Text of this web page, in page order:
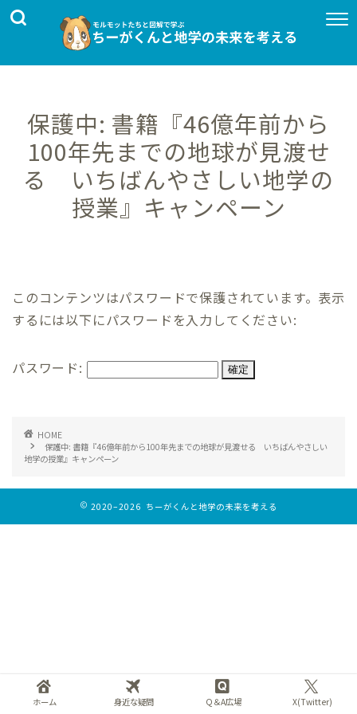
保護中: 書籍『46億年前から
100年先までの地球が見渡せ
る いちばんやさしい地学の
授業』キャンペーン
このコンテンツはパスワードで保護されています。表示
するには以下にパスワードを入力してください:
パスワード:
HOME
保護中: 書籍『46億年前から100年先までの地球が見渡せる いちばんやさしい
地学の授業』キャンペーン
2020–2026 ちーがくんと地学の未来を考える
ホーム 身近な疑問 Q＆A広場 X(Twitter)